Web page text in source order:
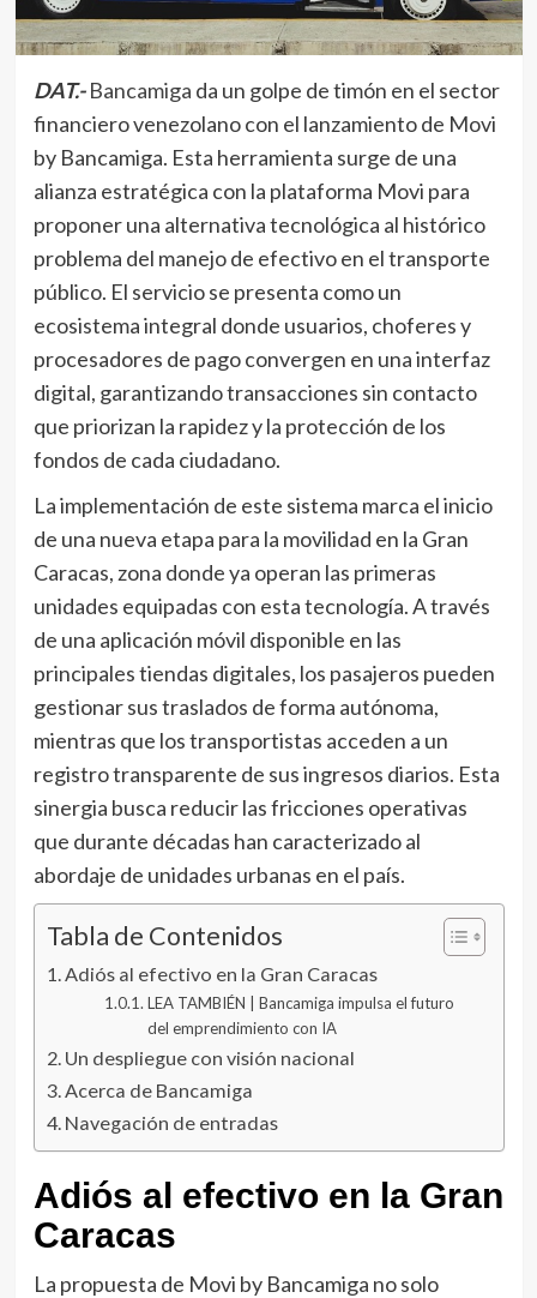
DAT.- Bancamiga da un golpe de timón en el sector
financiero venezolano con el lanzamiento de Movi
by Bancamiga. Esta herramienta surge de una
alianza estratégica con la plataforma Movi para
proponer una alternativa tecnológica al histórico
problema del manejo de efectivo en el transporte
público. El servicio se presenta como un
ecosistema integral donde usuarios, choferes y
procesadores de pago convergen en una interfaz
digital, garantizando transacciones sin contacto
que priorizan la rapidez y la protección de los
fondos de cada ciudadano.
La implementación de este sistema marca el inicio
de una nueva etapa para la movilidad en la Gran
Caracas, zona donde ya operan las primeras
unidades equipadas con esta tecnología. A través
de una aplicación móvil disponible en las
principales tiendas digitales, los pasajeros pueden
gestionar sus traslados de forma autónoma,
mientras que los transportistas acceden a un
registro transparente de sus ingresos diarios. Esta
sinergia busca reducir las fricciones operativas
que durante décadas han caracterizado al
abordaje de unidades urbanas en el país.
Tabla de Contenidos
Adiós al efectivo en la Gran Caracas
LEA TAMBIÉN | Bancamiga impulsa el futuro
del emprendimiento con IA
Un despliegue con visión nacional
Acerca de Bancamiga
Navegación de entradas
Adiós al efectivo en la Gran
Caracas
La propuesta de Movi by Bancamiga no solo